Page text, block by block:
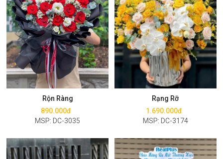
Rộn Ràng
890.000đ
MSP: DC-3035
Mua ngay
Rạng Rỡ
1.690.000đ
MSP: DC-3174
Mua ngay